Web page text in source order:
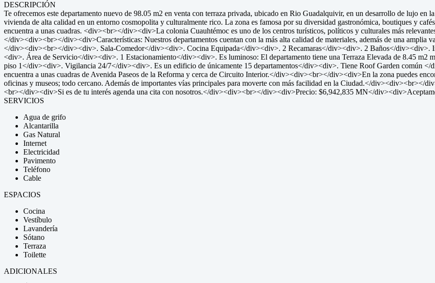
DESCRIPCIÓN
Te ofrecemos este departamento nuevo de 98.05 m2 en venta con terraza privada, ubicado en Rio Guadalquivir, en un desarrollo de lujo en
vivienda de alta calidad en un entorno cosmopolita y culturalmente rico. La zona es famosa por su diversidad gastronómica, boutiques y
encuentra a unas cuadras. <div><br></div><div>La colonia Cuauhtémoc es uno de los centros turísticos, políticos y culturales más
</div><div><br></div><div>Características: Nuestros departamentos cuentan con la más alta calidad de materiales, además de una amplia
</div><div><br></div><div>. Sala-Comedor</div><div>. Cocina Equipada</div><div>. 2 Recamaras</div><div>. 2 Baños</div><div>.
<div>. Área de Servicio</div><div>. 1 Estacionamiento</div><div>. Es luminoso: El departamento tiene una Terraza Elevada de 8.45
piso 1</div><div>. Vigilancia 24/7</div><div>. Es un edificio de únicamente 15 departamentos</div><div>. Tiene Roof Garden común
encuentra a unas cuadras de Avenida Paseos de la Reforma y cerca de Circuito Interior.</div><div><br></div><div>En la zona puedes
oficinas y museos; todo cercano. Además de importantes vías principales para moverte con más facilidad en la Ciudad.</div><div><br></
<br></div><div>Si es de tu interés agenda una cita con nosotros.</div><div><br></div><div>Precio: $6,942,835 MN</
SERVICIOS
Agua de grifo
Alcantarilla
Gas Natural
Internet
Electricidad
Pavimento
Teléfono
Cable
ESPACIOS
Cocina
Vestíbulo
Lavandería
Sótano
Terraza
Toilette
ADICIONALES